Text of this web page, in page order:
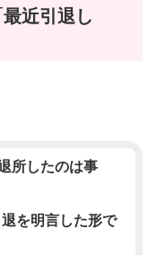
近引退し
所したのは事
退を明言した形で